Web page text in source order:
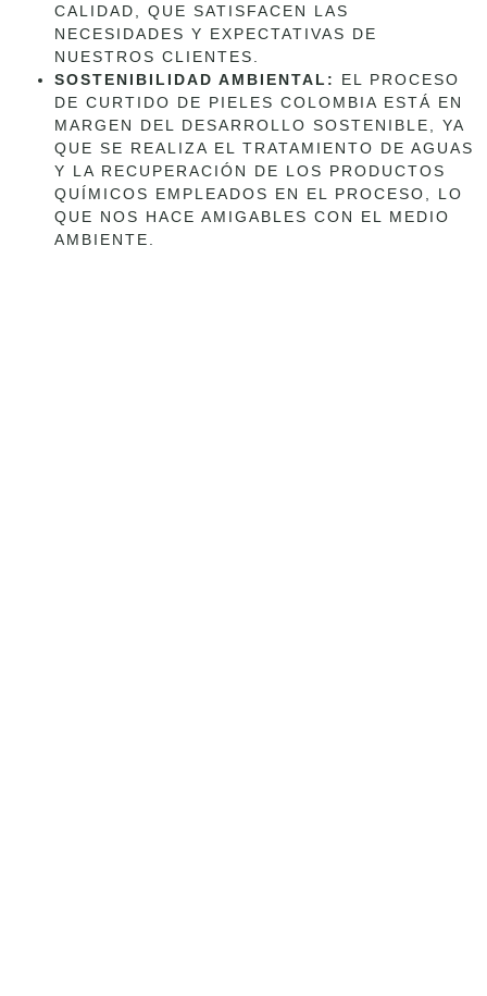
CALIDAD, QUE SATISFACEN LAS
NECESIDADES Y EXPECTATIVAS DE
NUESTROS CLIENTES.
SOSTENIBILIDAD AMBIENTAL:
EL PROCESO
DE CURTIDO DE PIELES COLOMBIA ESTÁ EN
MARGEN DEL DESARROLLO SOSTENIBLE, YA
QUE SE REALIZA EL TRATAMIENTO DE AGUAS
Y LA RECUPERACIÓN DE LOS PRODUCTOS
QUÍMICOS EMPLEADOS EN EL PROCESO, LO
QUE NOS HACE AMIGABLES CON EL MEDIO
AMBIENTE.